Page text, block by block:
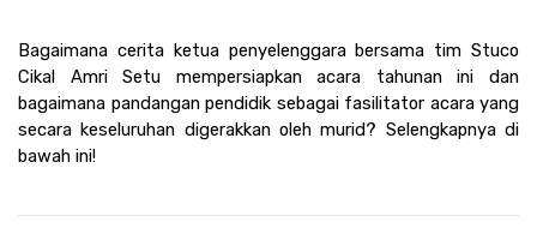
Bagaimana cerita ketua penyelenggara bersama tim Stuco
Cikal Amri Setu mempersiapkan acara tahunan ini dan
bagaimana pandangan pendidik sebagai fasilitator acara yang
secara keseluruhan digerakkan oleh murid? Selengkapnya di
bawah ini!